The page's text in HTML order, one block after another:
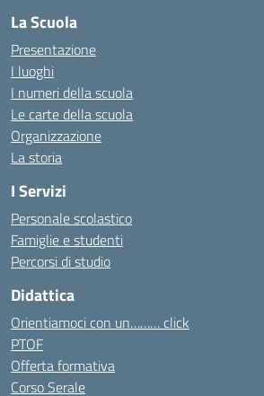
La Scuola
Presentazione
I luoghi
I numeri della scuola
Le carte della scuola
Organizzazione
La storia
I Servizi
Personale scolastico
Famiglie e studenti
Percorsi di studio
Didattica
Orientiamoci con un……… click
PTOF
Offerta formativa
Corso Serale